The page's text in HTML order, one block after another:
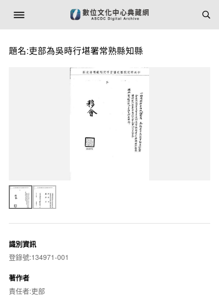
題名:吏部為吳時行堪署常熟縣知縣
識別資訊
登錄號:134971-001
著作者
責任者:吏部